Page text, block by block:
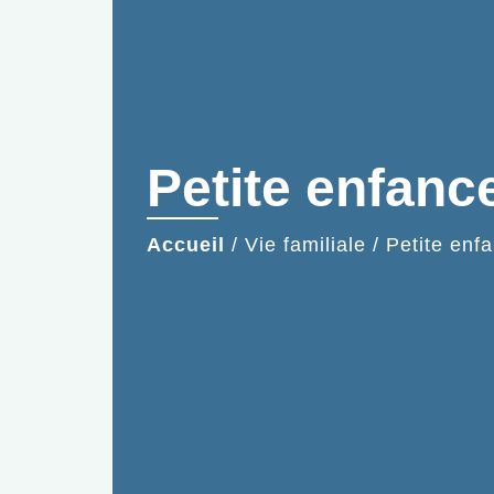
Petite
Accueil / Vie familiale / Petite